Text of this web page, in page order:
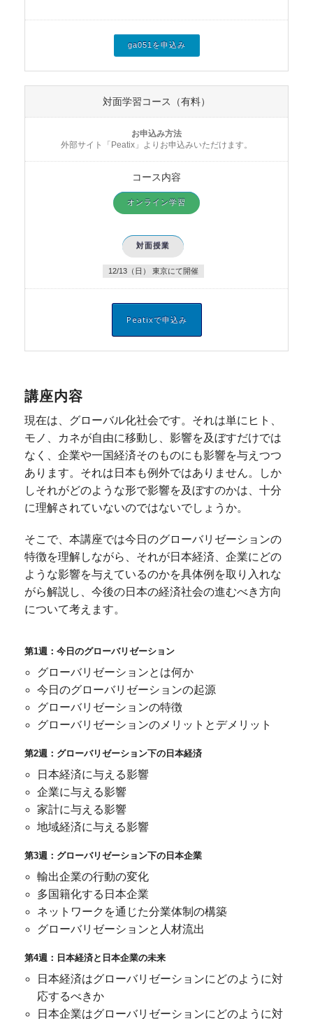
ga051を申込み
対面学習コース（有料）
お申込み方法
外部サイト「Peatix」よりお申込みいただけます。
コース内容
オンライン学習
対面授業
12/13（日） 東京にて開催
講座内容
現在は、グローバル化社会です。それは単にヒト、
モノ、カネが自由に移動し、影響を及ぼすだけでは
なく、企業や一国経済そのものにも影響を与えつつ
あります。それは日本も例外ではありません。しか
しそれがどのような形で影響を及ぼすのかは、十分
に理解されていないのではないでしょうか。
そこで、本講座では今日のグローバリゼーションの
特徴を理解しながら、それが日本経済、企業にどの
ような影響を与えているのかを具体例を取り入れな
がら解説し、今後の日本の経済社会の進むべき方向
について考えます。
第1週：今日のグローバリゼーション
グローバリゼーションとは何か
今日のグローバリゼーションの起源
グローバリゼーションの特徴
グローバリゼーションのメリットとデメリット
第2週：グローバリゼーション下の日本経済
日本経済に与える影響
企業に与える影響
家計に与える影響
地域経済に与える影響
第3週：グローバリゼーション下の日本企業
輸出企業の行動の変化
多国籍化する日本企業
ネットワークを通じた分業体制の構築
グローバリゼーションと人材流出
第4週：日本経済と日本企業の未来
日本経済はグローバリゼーションにどのように対
応するべきか
日本企業はグローバリゼーションにどのように対